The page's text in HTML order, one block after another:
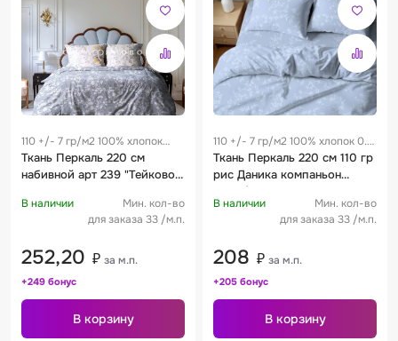
110 +/- 7 гр/м2 100% хлопок
0.25 м
Ткань Перкаль 220 см
набивной арт 239 "Тейково"
В наличии
Мин. кол-во
для заказа 33 /м.п.
252,20 ₽ за м.п.
+249 бонус
В корзину
110 +/- 7 гр/м2 100% хлопок 0.3
м
Ткань Перкаль 220 см 110 гр
рис Даника компаньон
71156/4
В наличии
Мин. кол-во
для заказа 33 /м.п.
208 ₽ за м.п.
+205 бонус
В корзину